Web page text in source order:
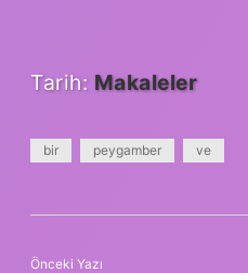
Tarih: Makaleler
bir peygamber ve
Önceki Yazı